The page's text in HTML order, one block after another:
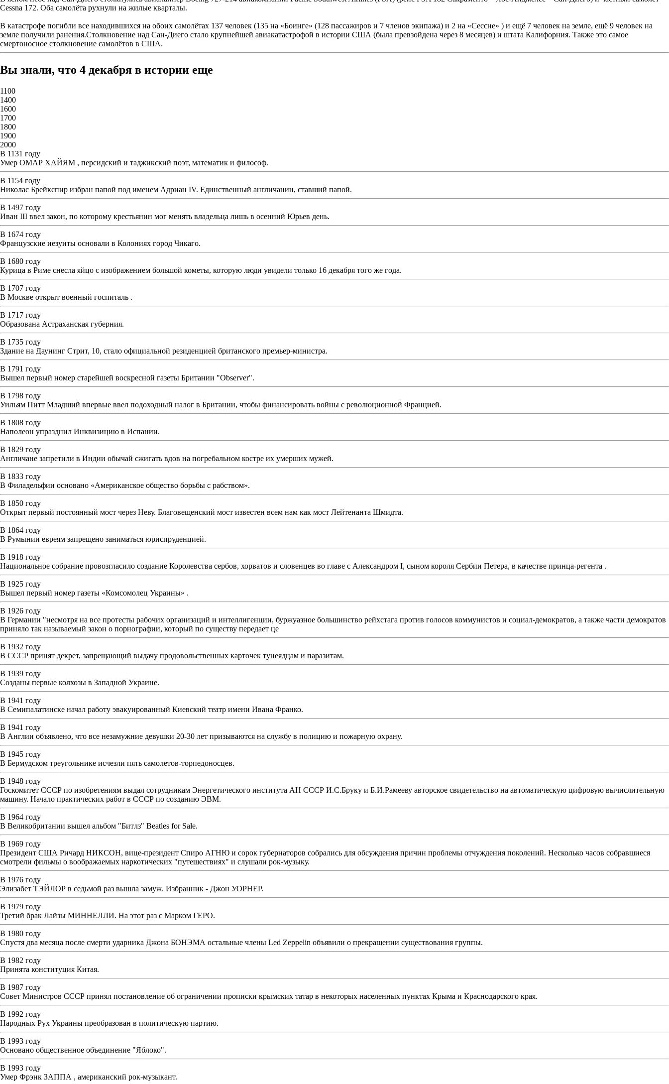
Cessna 172. Оба самолёта рухнули на жилые кварталы.
В катастрофе погибли все находившихся на обоих самолётах 137 человек (135 на «Боинге» (128 пассажиров и 7 членов экипажа) и 2 на «Сессне» ) и ещё 7 человек на земле, ещё 9 человек на
земле получили ранения.Столкновение над Сан-Диего стало крупнейшей авиакатастрофой в истории США (была превзойдена через 8 месяцев) и штата Калифорния. Также это самое
смертоносное столкновение самолётов в США.
Вы знали, что 4 декабря в истории еще
1100
1400
1600
1700
1800
1900
2000
В 1131 году
Умер ОМАР ХАЙЯМ , персидский и таджикский поэт, математик и философ.
В 1154 году
Николас Брейкспир избран папой под именем Адриан IV. Единственный англичанин, ставший папой.
В 1497 году
Иван III ввел закон, по которому крестьянин мог менять владельца лишь в осенний Юрьев день.
В 1674 году
Французские иезуиты основали в Колониях город Чикаго.
В 1680 году
Курица в Риме снесла яйцо с изображением большой кометы, которую люди увидели только 16 декабря того же года.
В 1707 году
В Москве открыт военный госпиталь .
В 1717 году
Образована Астраханская губерния.
В 1735 году
Здание на Даунинг Стрит, 10, стало официальной резиденцией британского премьер-министра.
В 1791 году
Вышел первый номер старейшей воскресной газеты Британии "Observer".
В 1798 году
Уильям Питт Младший впервые ввел подоходный налог в Британии, чтобы финансировать войны с революционной Францией.
В 1808 году
Наполеон упразднил Инквизицию в Испании.
В 1829 году
Англичане запретили в Индии обычай сжигать вдов на погребальном костре их умерших мужей.
В 1833 году
В Филадельфии основано «Американское общество борьбы с рабством».
В 1850 году
Открыт первый постоянный мост через Неву. Благовещенский мост известен всем нам как мост Лейтенанта Шмидта.
В 1864 году
В Румынии евреям запрещено заниматься юриспруденцией.
В 1918 году
Национальное собрание провозгласило создание Королевства сербов, хорватов и словенцев во главе с Александром I, сыном короля Сербии Петера, в качестве принца-регента .
В 1925 году
Вышел первый номер газеты «Комсомолец Украины» .
В 1926 году
В Германии "несмотря на все протесты рабочих организаций и интеллигенции, буржуазное большинство рейхстага против голосов коммунистов и социал-демократов, а также части демократов
приняло так называемый закон о порнографии, который по существу передает це
В 1932 году
В СССР принят декрет, запрещающий выдачу продовольственных карточек тунеядцам и паразитам.
В 1939 году
Созданы первые колхозы в Западной Украине.
В 1941 году
В Семипалатинске начал работу эвакуированный Киевский театр имени Ивана Франко.
В 1941 году
В Англии объявлено, что все незамужние девушки 20-30 лет призываются на службу в полицию и пожарную охрану.
В 1945 году
В Бермудском треугольнике исчезли пять самолетов-торпедоносцев.
В 1948 году
Госкомитет СССР по изобретениям выдал сотрудникам Энергетического института АН СССР И.С.Бруку и Б.И.Рамееву авторское свидетельство на автоматическую цифровую вычислительную
машину. Начало практических работ в СССР по созданию ЭВМ.
В 1964 году
В Великобритании вышел альбом "Битлз" Beatles for Sale.
В 1969 году
Президент США Ричард НИКСОН, вице-президент Спиро АГНЮ и сорок губернаторов собрались для обсуждения причин проблемы отчуждения поколений. Несколько часов собравшиеся
смотрели фильмы о воображаемых наркотических "путешествиях" и слушали рок-музыку.
В 1976 году
Элизабет ТЭЙЛОР в седьмой раз вышла замуж. Избранник - Джон УОРНЕР.
В 1979 году
Третий брак Лайзы МИННЕЛЛИ. На этот раз с Марком ГЕРО.
В 1980 году
Спустя два месяца после смерти ударника Джона БОНЭМА остальные члены Led Zeppelin объявили о прекращении существования группы.
В 1982 году
Принята конституция Китая.
В 1987 году
Совет Министров СССР принял постановление об ограничении прописки крымских татар в некоторых населенных пунктах Крыма и Краснодарского края.
В 1992 году
Народных Рух Украины преобразован в политическую партию.
В 1993 году
Основано общественное объединение "Яблоко".
В 1993 году
Умер Фрэнк ЗАППА , американский рок-музыкант.